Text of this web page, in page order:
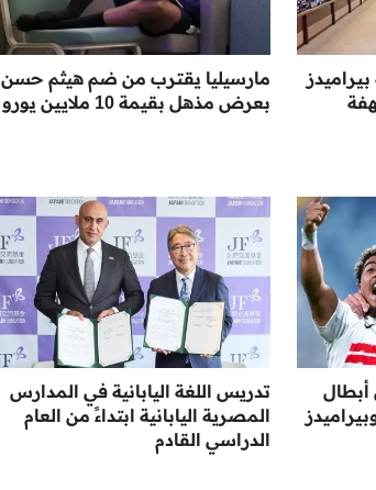
مارسيليا يقترب من ضم هيثم حسن
بعرض مذهل بقيمة 10 ملايين يورو
تدريس اللغة اليابانية في المدارس
المصرية اليابانية ابتداءً من العام
الدراسي القادم